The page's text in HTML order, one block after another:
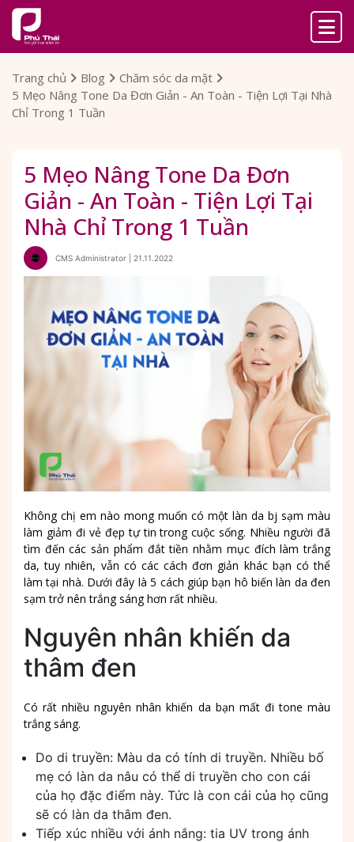
Trang chủ Blog
Chăm sóc da mặt
5 Mẹo Nâng Tone Da Đơn Giản - An Toàn - Tiện Lợi Tại Nhà
Chỉ Trong 1 Tuần
5 Mẹo Nâng Tone Da Đơn
Giản - An Toàn - Tiện Lợi Tại
Nhà Chỉ Trong 1 Tuần
CMS Administrator | 21.11.2022
Không chị em nào mong muốn có một làn da bj sạm màu
làm giảm đi vẻ đẹp tự tin trong cuộc sống. Nhiều người đã
tìm đến các sản phẩm đắt tiền nhằm mục đích làm trắng
da, tuy nhiên, vẫn có các cách đơn giản khác bạn có thể
làm tại nhà. Dưới đây là 5 cách giúp bạn hô biến làn da đen
sạm trở nên trắng sáng hơn rất nhiều.
Nguyên nhân khiến da
thâm đen
Có rất nhiều nguyên nhân khiến da bạn mất đi tone màu
trắng sáng.
Do di truyền: Màu da có tính di truyền. Nhiều bố
mẹ có làn da nâu có thể di truyền cho con cái
của họ đặc điểm này. Tức là con cái của họ cũng
sẽ có làn da thâm đen.
Tiếp xúc nhiều với ánh nắng: tia UV trong ánh